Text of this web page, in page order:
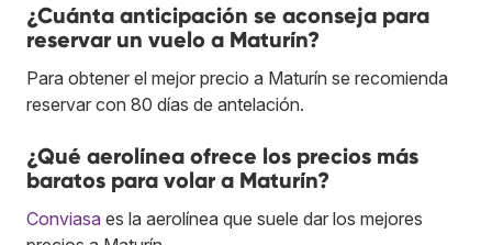
¿Cuánta anticipación se aconseja para
reservar un vuelo a Maturín?
Para obtener el mejor precio a Maturín se recomienda
reservar con 80 días de antelación.
¿Qué aerolínea ofrece los precios más
baratos para volar a Maturín?
Conviasa es la aerolínea que suele dar los mejores